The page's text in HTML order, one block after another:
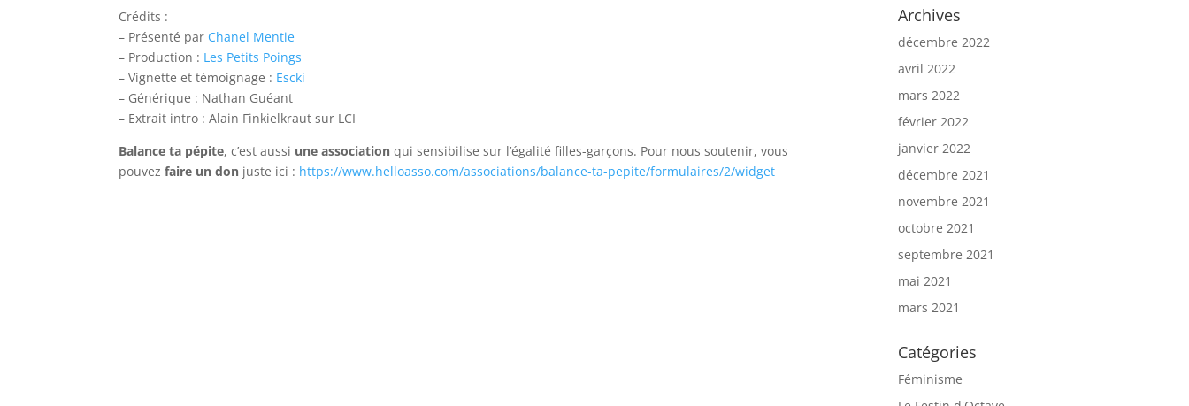
Google Podcasts
RSS FEED
SHARE
LINK
EMBED
Crédits :
– Présenté par Chanel Mentie
– Production : Les Petits Poings
– Vignette et témoignage : Escki
– Générique : Nathan Guéant
– Extrait intro : Alain Finkielkraut sur LCI
Balance ta pépite, c’est aussi une association qui sensibilise sur l’égalité filles-garçons. Pour nous soutenir, vous
pouvezfaire un don juste ici : https://www.helloasso.com/associations/balance-ta-pepite/formulaires/2/widget
Archives
décembre 2022
avril 2022
mars 2022
février 2022
janvier 2022
décembre 2021
novembre 2021
octobre 2021
septembre 2021
mai 2021
mars 2021
Catégories
Féminisme